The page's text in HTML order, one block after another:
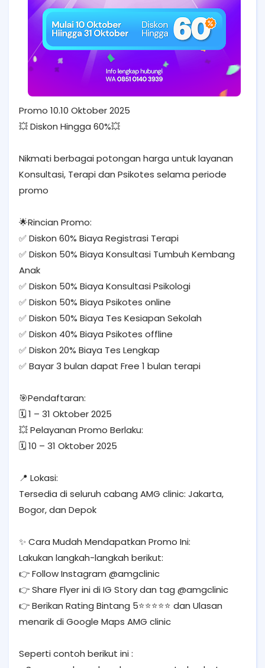
Promo 10.10 Oktober 2025
💥 Diskon Hingga 60%💥
Nikmati berbagai potongan harga untuk layanan
Konsultasi, Terapi dan Psikotes selama periode
promo
🌟Rincian Promo:
✅ Diskon 60% Biaya Registrasi Terapi
✅ Diskon 50% Biaya Konsultasi Tumbuh Kembang
Anak
✅ Diskon 50% Biaya Konsultasi Psikologi
✅ Diskon 50% Biaya Psikotes online
✅ Diskon 50% Biaya Tes Kesiapan Sekolah
✅ Diskon 40% Biaya Psikotes offline
✅ Diskon 20% Biaya Tes Lengkap
✅ Bayar 3 bulan dapat Free 1 bulan terapi
🎯Pendaftaran:
🗓️ 1 – 31 Oktober 2025
💥 Pelayanan Promo Berlaku:
🗓️ 10 – 31 Oktober 2025
📍 Lokasi:
Tersedia di seluruh cabang AMG clinic: Jakarta,
Bogor, dan Depok
✨ Cara Mudah Mendapatkan Promo Ini:
Lakukan langkah-langkah berikut:
👉 Follow Instagram @amgclinic
👉 Share Flyer ini di IG Story dan tag @amgclinic
👉 Berikan Rating Bintang 5⭐⭐⭐⭐⭐ dan Ulasan
menarik di Google Maps AMG clinic
Seperti contoh berikut ini :